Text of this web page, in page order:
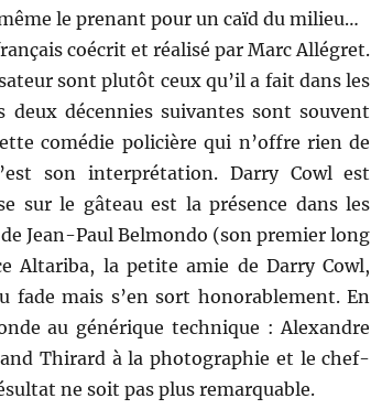
le prenant pour un caïd du milieu…
coécrit et réalisé par Marc Allégret.
sont plutôt ceux qu’il a fait dans les
deux décennies suivantes sont souvent
comédie policière qui n’offre rien de
son interprétation. Darry Cowl est
sur le gâteau est la présence dans les
Jean-Paul Belmondo (son premier long
Altariba, la petite amie de Darry Cowl,
fade mais s’en sort honorablement. En
au générique technique : Alexandre
Thirard à la photographie et le chef-
ne soit pas plus remarquable.